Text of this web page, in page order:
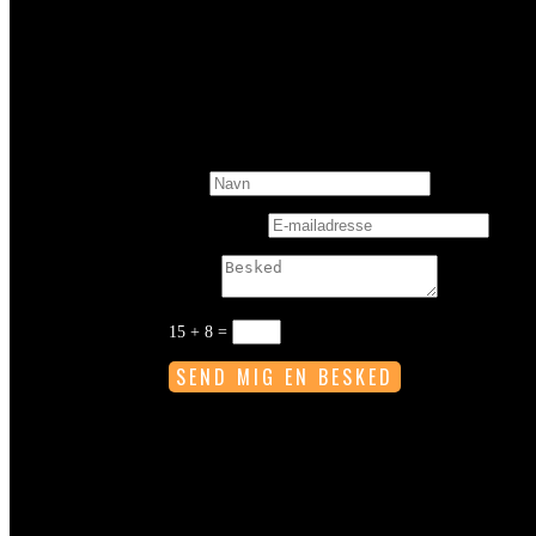
15 + 8=
SEND MIG EN BESKED